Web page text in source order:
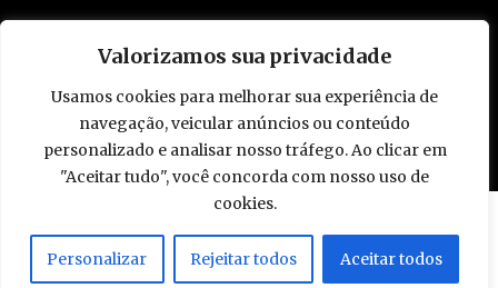
Valorizamos sua privacidade
Usamos cookies para melhorar sua experiência de
navegação, veicular anúncios ou conteúdo
personalizado e analisar nosso tráfego. Ao clicar em
"Aceitar tudo", você concorda com nosso uso de
cookies.
Personalizar Rejeitar todos Aceitar todos
© 2009 - 2026 Piloto Policial. Todos os direitos reservados. Brasil.